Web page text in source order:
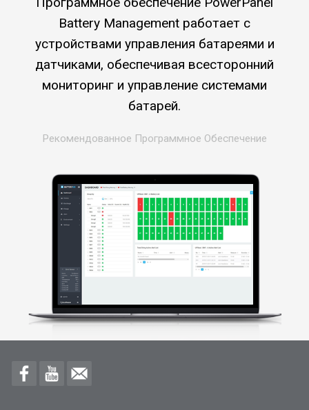
Battery Management работает с
устройствами управления батареями и
датчиками, обеспечивая всесторонний
мониторинг и управление системами
батарей.
Рекомендованное Программное Обеспечение